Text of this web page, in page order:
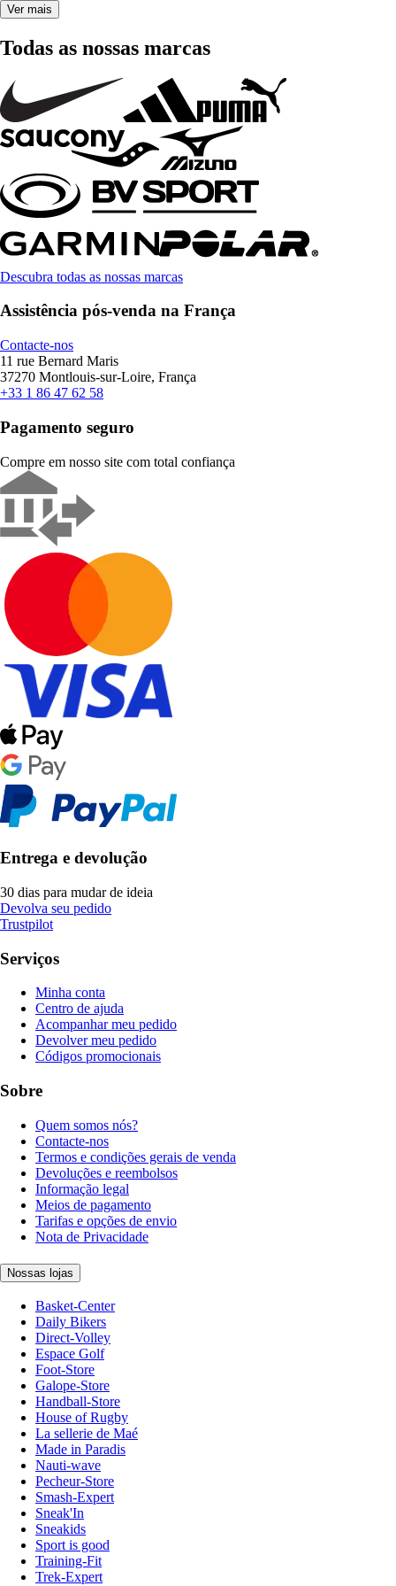
Ver mais
Todas as nossas marcas
Descubra todas as nossas marcas
Assistência pós-venda na França
Contacte-nos
11 rue Bernard Maris
37270 Montlouis-sur-Loire, França
+33 1 86 47 62 58
Pagamento seguro
Compre em nosso site com total confiança
Entrega e devolução
30 dias para mudar de ideia
Devolva seu pedido
Trustpilot
Serviços
Minha conta
Centro de ajuda
Acompanhar meu pedido
Devolver meu pedido
Códigos promocionais
Sobre
Quem somos nós?
Contacte-nos
Termos e condições gerais de venda
Devoluções e reembolsos
Informação legal
Meios de pagamento
Tarifas e opções de envio
Nota de Privacidade
Nossas lojas
Basket-Center
Daily Bikers
Direct-Volley
Espace Golf
Foot-Store
Galope-Store
Handball-Store
House of Rugby
La sellerie de Maé
Made in Paradis
Nauti-wave
Pecheur-Store
Smash-Expert
Sneak'In
Sneakids
Sport is good
Training-Fit
Trek-Expert